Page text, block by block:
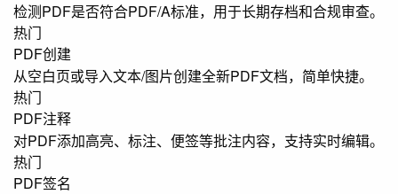
检测PDF是否符合PDF/A标准，用于长期存档和合规审查。
热门
PDF创建
从空白页或导入文本/图片创建全新PDF文档，简单快捷。
热门
PDF注释
对PDF添加高亮、标注、便签等批注内容，支持实时编辑。
热门
PDF签名